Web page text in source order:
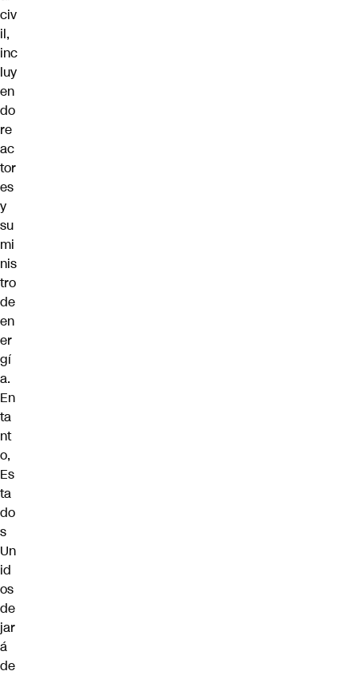
civ
il,
inc
luy
en
do
re
ac
tor
es
y
su
mi
nis
tro
de
en
er
gí
a.
En
ta
nt
o,
Es
ta
do
s
Un
id
os
de
jar
á
de